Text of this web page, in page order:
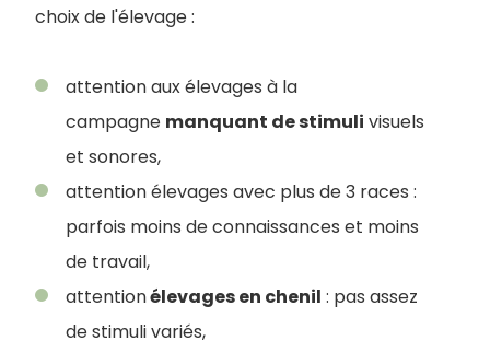
choix de l'élevage :
attention aux élevages à la
campagne manquant de stimuli visuels
et sonores,
attention élevages avec plus de 3 races :
parfois moins de connaissances et moins
de travail,
attentionélevages en chenil : pas assez
de stimuli variés,